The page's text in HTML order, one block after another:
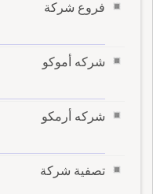
فروع شركة
شركه أموكو
شركه أرمكو
تصفية شركة